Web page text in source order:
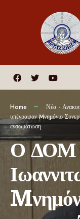
Home Νέα -
υπέγραψαν Mνημόνιο
ενσωμάτωση
Ο ΔΟΜ